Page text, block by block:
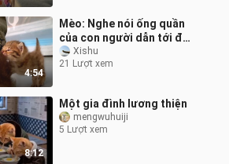
4:54
Mèo: Nghe nói ống quần
của con người dẫn tới đa
vũ trụ
Xishu
21 Lượt xem
8:12
Một gia đình lương thiện
mengwuhuiji
5 Lượt xem